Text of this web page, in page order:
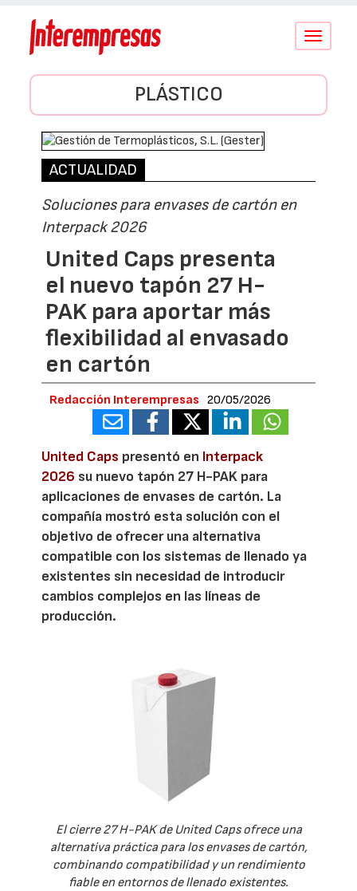
Conmutar
PLÁSTICO
ACTUALIDAD
Soluciones para envases de cartón en
Interpack 2026
United Caps presenta
el nuevo tapón 27 H-
PAK para aportar más
flexibilidad al envasado
en cartón
Redacción Interempresas 20/05/2026
United Caps presentó en Interpack
2026 su nuevo tapón 27 H-PAK para
aplicaciones de envases de cartón. La
compañía mostró esta solución con el
objetivo de ofrecer una alternativa
compatible con los sistemas de llenado ya
existentes sin necesidad de introducir
cambios complejos en las líneas de
producción.
El cierre 27 H-PAK de United Caps ofrece una
alternativa práctica para los envases de cartón,
combinando compatibilidad y un rendimiento
fiable en entornos de llenado existentes.